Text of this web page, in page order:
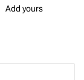
Add yours